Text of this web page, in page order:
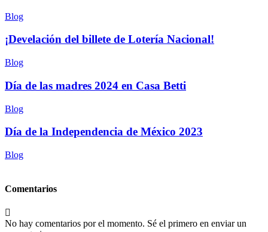
Blog
¡Develación del billete de Lotería Nacional!
Blog
Día de las madres 2024 en Casa Betti
Blog
Día de la Independencia de México 2023
Blog
Comentarios
No hay comentarios por el momento. Sé el primero en enviar un